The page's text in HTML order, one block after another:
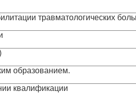
травматологических
образованием.
квалификации